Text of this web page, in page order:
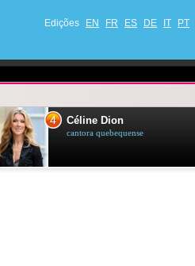
Edições EN FR ES DE IT PT
4 Céline Dion
cantora quebequense